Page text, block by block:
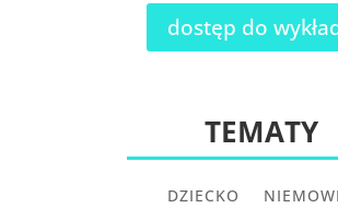
dostęp do
TEMATY
DZIECKO